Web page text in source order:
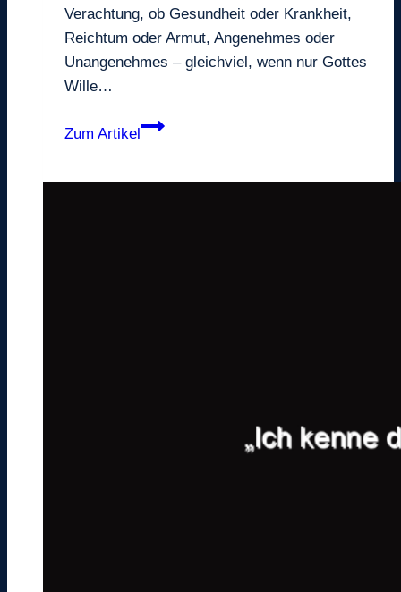
Verachtung, ob Gesundheit oder Krankheit,
Reichtum oder Armut, Angenehmes oder
Unangenehmes – gleichviel, wenn nur Gottes
Wille…
Zum Artikel
Gleichmut!